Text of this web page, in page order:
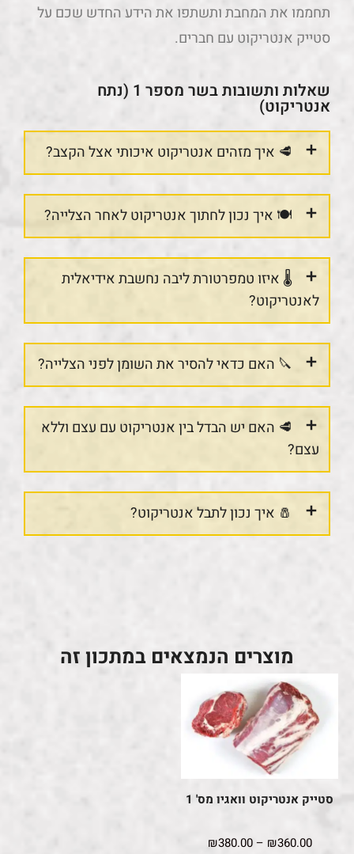
תחממו את המחבת ותשתפו את הידע החדש שכם על
סטייק אנטריקוט עם חברים.
שאלות ותשובות בשר מספר 1 (נתח
אנטריקוט)
🥩 איך מזהים אנטריקוט איכותי אצל הקצב?
🍽️ איך נכון לחתוך אנטריקוט לאחר הצלייה?
🌡️ איזו טמפרטורת ליבה נחשבת אידיאלית
לאנטריקוט?
🔪 האם כדאי להסיר את השומן לפני הצלייה?
🥩 האם יש הבדל בין אנטריקוט עם עצם וללא
עצם?
🧂 איך נכון לתבל אנטריקוט?
מוצרים הנמצאים במתכון זה
סטייק אנטריקוט וואגיו מס' 1
₪360.00
–
₪380.00